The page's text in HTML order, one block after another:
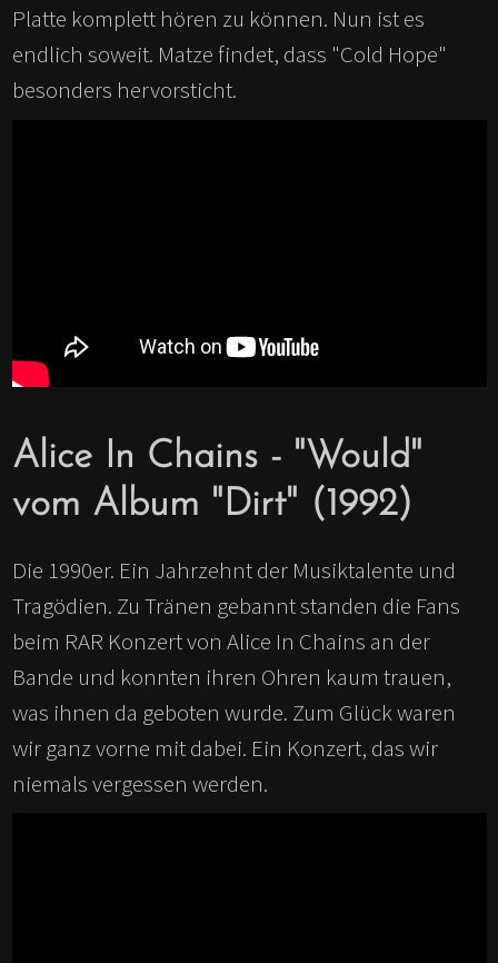
Platte komplett hören zu können. Nun ist es
endlich soweit. Matze findet, dass "Cold Hope"
besonders hervorsticht.
Alice In Chains - "Would"
vom Album "Dirt" (1992)
Die 1990er. Ein Jahrzehnt der Musiktalente und
Tragödien. Zu Tränen gebannt standen die Fans
beim RAR Konzert von Alice In Chains an der
Bande und konnten ihren Ohren kaum trauen,
was ihnen da geboten wurde. Zum Glück waren
wir ganz vorne mit dabei. Ein Konzert, das wir
niemals vergessen werden.